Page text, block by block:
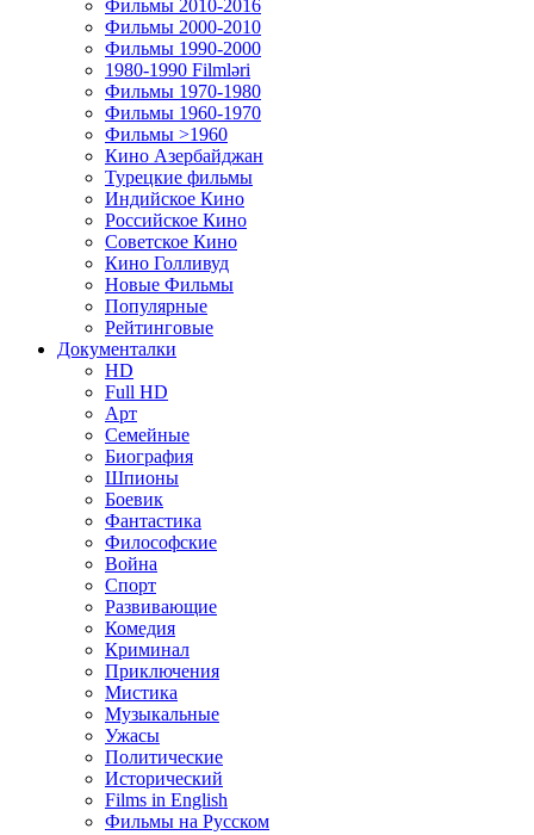
Фильмы 2010-2016
Фильмы 2000-2010
Фильмы 1990-2000
1980-1990 Filmləri
Фильмы 1970-1980
Фильмы 1960-1970
Фильмы >1960
Кино Азербайджан
Турецкие фильмы
Индийское Кино
Российское Кино
Советское Кино
Кино Голливуд
Новые Фильмы
Популярные
Рейтинговые
Документалки
HD
Full HD
Арт
Семейные
Биография
Шпионы
Боевик
Фантастика
Философские
Война
Спорт
Развивающие
Комедия
Криминал
Приключения
Мистика
Музыкальные
Ужасы
Политические
Исторический
Films in English
Фильмы на Русском